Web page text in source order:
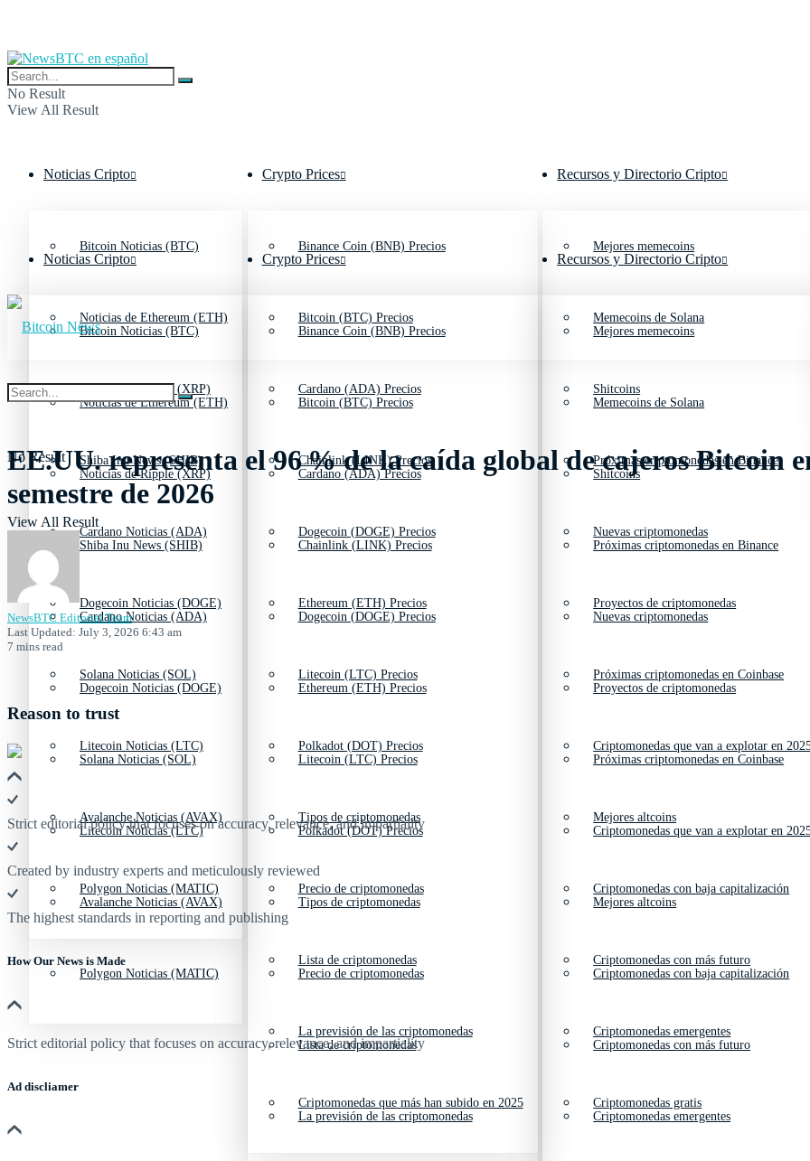
No Result
View All Result
Noticias Cripto
Bitcoin Noticias (BTC)
Noticias de Ethereum (ETH)
Noticias de Ripple (XRP)
Shiba Inu News (SHIB)
Cardano Noticias (ADA)
Dogecoin Noticias (DOGE)
Solana Noticias (SOL)
Litecoin Noticias (LTC)
Avalanche Noticias (AVAX)
Polygon Noticias (MATIC)
Crypto Prices
Binance Coin (BNB) Precios
Bitcoin (BTC) Precios
Cardano (ADA) Precios
Chainlink (LINK) Precios
Dogecoin (DOGE) Precios
Ethereum (ETH) Precios
Litecoin (LTC) Precios
Polkadot (DOT) Precios
Tipos de criptomonedas
Precio de criptomonedas
Lista de criptomonedas
La previsión de las criptomonedas
Criptomonedas que más han subido en 2025
Recursos y Directorio Cripto
Mejores memecoins
Memecoins de Solana
Shitcoins
Próximas criptomonedas en Binance
Nuevas criptomonedas
Proyectos de criptomonedas
Próximas criptomonedas en Coinbase
Criptomonedas que van a explotar en
Mejores altcoins
Criptomonedas con baja capitalización
Criptomonedas con más futuro
Criptomonedas emergentes
Criptomonedas gratis
Noticias Cripto
Bitcoin Noticias (BTC)
Noticias de Ethereum (ETH)
Noticias de Ripple (XRP)
Shiba Inu News (SHIB)
Cardano Noticias (ADA)
Dogecoin Noticias (DOGE)
Solana Noticias (SOL)
Litecoin Noticias (LTC)
Avalanche Noticias (AVAX)
Polygon Noticias (MATIC)
Crypto Prices
Binance Coin (BNB) Precios
Bitcoin (BTC) Precios
Cardano (ADA) Precios
Chainlink (LINK) Precios
Dogecoin (DOGE) Precios
Ethereum (ETH) Precios
Litecoin (LTC) Precios
Polkadot (DOT) Precios
Tipos de criptomonedas
Precio de criptomonedas
Lista de criptomonedas
La previsión de las criptomonedas
Recursos y Directorio Cripto
Mejores memecoins
Memecoins de Solana
Shitcoins
Próximas criptomonedas en Binance
Nuevas criptomonedas
Proyectos de criptomonedas
Próximas criptomonedas en Coinbase
Criptomonedas que van a explotar en
Mejores altcoins
Criptomonedas con baja capitalización
Criptomonedas con más futuro
Criptomonedas emergentes
No Result
View All Result
EE.UU. representa el 96 % de la caída global de cajeros Bitcoin
semestre de 2026
NewsBTC Editorial Team
Last Updated: July 3, 2026 6:43 am
7 mins read
Reason to trust
Strict editorial policy that focuses on accuracy, relevance, and impartiality
Created by industry experts and meticulously reviewed
The highest standards in reporting and publishing
How Our News is Made
Strict editorial policy that focuses on accuracy, relevance, and impartiality
Ad discliamer